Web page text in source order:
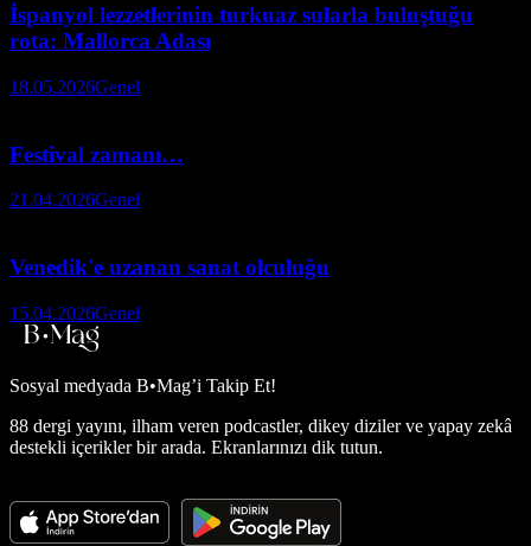
İspanyol lezzetlerinin turkuaz sularla buluştuğu
rota: Mallorca Adası
18.05.2026Genel
Festival zamanı…
21.04.2026Genel
Venedik'e uzanan sanat olculuğu
15.04.2026Genel
Sosyal medyada B•Mag’i Takip Et!
88 dergi yayını, ilham veren podcastler, dikey diziler ve yapay zekâ
destekli içerikler bir arada. Ekranlarınızı dik tutun.